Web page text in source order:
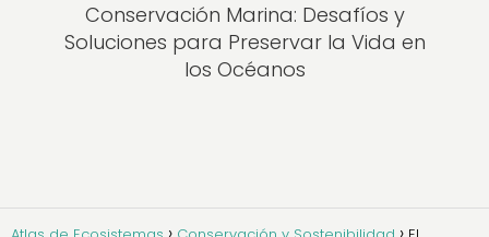
Conservación Marina: Desafíos y
Soluciones para Preservar la Vida en
los Océanos